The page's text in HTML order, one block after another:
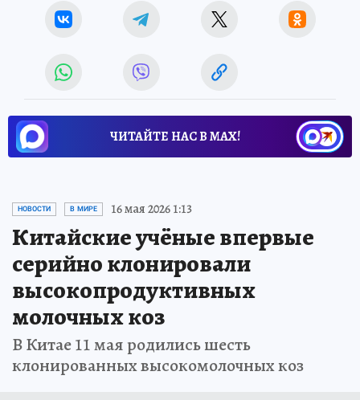
ЧИТАЙТЕ НАС В МАХ!
НОВОСТИ В МИРЕ 16 мая 2026 1:13
Китайские учёные впервые
серийно клонировали
высокопродуктивных
молочных коз
В Китае 11 мая родились шесть
клонированных высокомолочных коз